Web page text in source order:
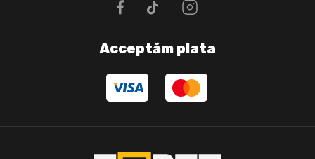
Acceptăm plata